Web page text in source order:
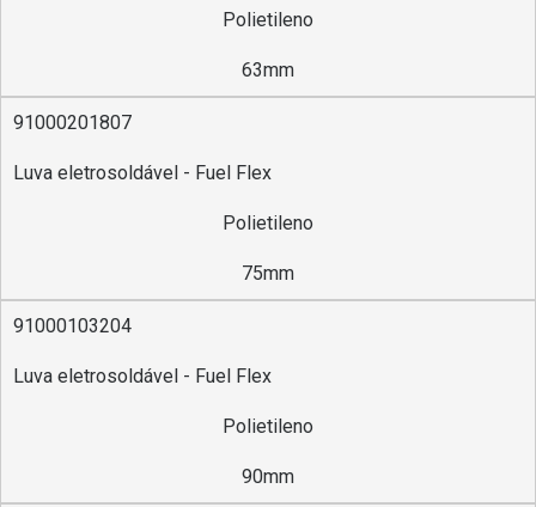
Polietileno
63mm
91000201807
Luva eletrosoldável - Fuel Flex
Polietileno
75mm
91000103204
Luva eletrosoldável - Fuel Flex
Polietileno
90mm